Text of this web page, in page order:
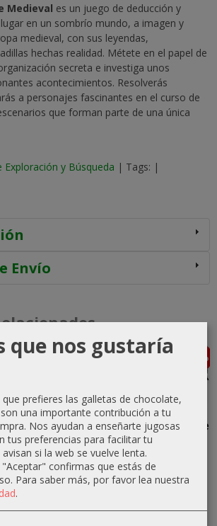
Medieval es un juego de deducción y
en un sombrío mundo, a imagen y
medieval, con sus leyendas,
hechas realidad. Métete en el papel de
secreta e investiga unos
acontecimientos. Resolverás
a personajes fascinantes en el curso de
que forman parte de una única
Exploración y Búsqueda | Tags: |
Envío
-40 %
Saga
€
80,00 €
Agotado -25 %
Gloomhaven
2nd Edition
112,49 €
149,99 €
-5 %
The Witcher:
45,55 €
que nos gustaría
prefieres las galletas de chocolate,
una importante contribución a tu
Nos ayudan a enseñarte jugosas
tus preferencias para facilitar tu
si la web se vuelve lenta.
confirmas que estás de
Para saber más, por favor lea nuestra
.